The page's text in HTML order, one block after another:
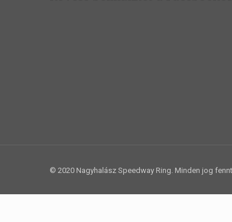
© 2020 Nagyhalász Speedway Ring. Minden jog